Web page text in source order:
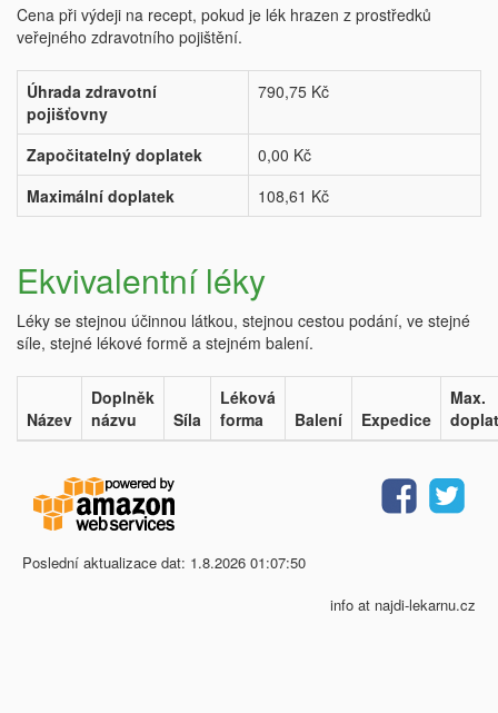
Cena při výdeji na recept, pokud je lék hrazen z prostředků
veřejného zdravotního pojištění.
Úhrada zdravotní
pojišťovny
790,75 Kč
Započitatelný doplatek
0,00 Kč
Maximální doplatek
108,61 Kč
Ekvivalentní léky
Léky se stejnou účinnou látkou, stejnou cestou podání, ve stejné
síle, stejné lékové formě a stejném balení.
Název
Doplněk
názvu
Síla
Léková
forma
Balení Expedice
Max.
Poslední aktualizace dat: 1.8.2026 01:07:50
info at najdi-lekarnu.cz